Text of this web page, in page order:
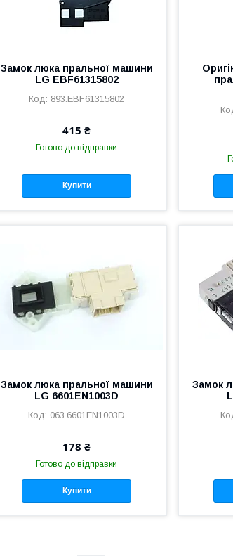
Замок люка пральної машини
LG EBF61315802
893.EBF61315802
415 ₴
Готово до відправки
Купити
Замок люка пральної машини
LG 6601EN1003D
063.6601EN1003D
178 ₴
Готово до відправки
Купити
Замок